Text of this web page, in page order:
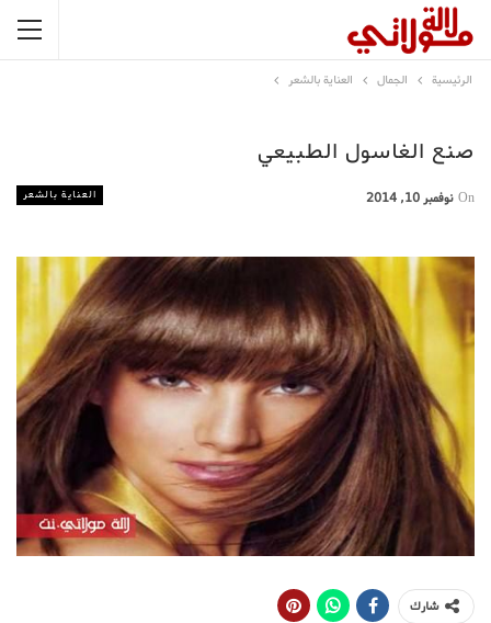
الرئيسية الجمال العناية بالشعر
صنع الغاسول الطبيعي
العناية بالشعر On نوفمبر 10, 2014
شارك